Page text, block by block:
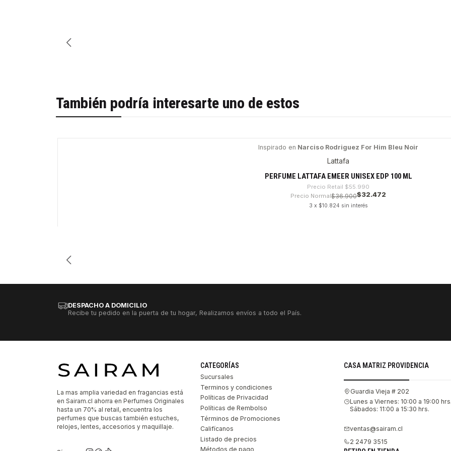
También podría interesarte uno de estos
Inspirado en Narciso Rodriguez For Him Bleu Noir
Lattafa
PERFUME LATTAFA EMEER UNISEX EDP 100 ML
Precio Retail $55.990
Precio Normal$36.900$32.472
3 x $10.824 sin interés
DESPACHO A DOMICILIO
Recibe tu pedido en la puerta de tu hogar, Realizamos envíos a todo el País.
La mas amplia variedad en fragancias está
en Sairam.cl ahorra en Perfumes Originales
hasta un 70% al retail, encuentra los
perfumes que buscas también estuches,
relojes, lentes, accesorios y maquillaje.
CATEGORÍAS
Sucursales
Terminos y condiciones
Políticas de Privacidad
Políticas de Rembolso
Términos de Promociones
Califícanos
Listado de precios
Métodos de pago
CASA MATRIZ PROVIDENCIA
Guardia Vieja # 202
Lunes a Viernes: 10:00 a 19:00 hrs.
Sábados: 11:00 a 15:30 hrs.
ventas@sairam.cl
2 2479 3515